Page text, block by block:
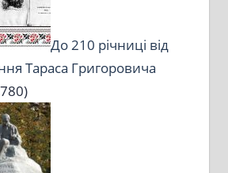
До 210 річниці від
Тараса Григоровича